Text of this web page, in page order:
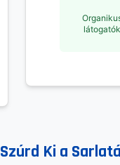
látogatók
Ki a